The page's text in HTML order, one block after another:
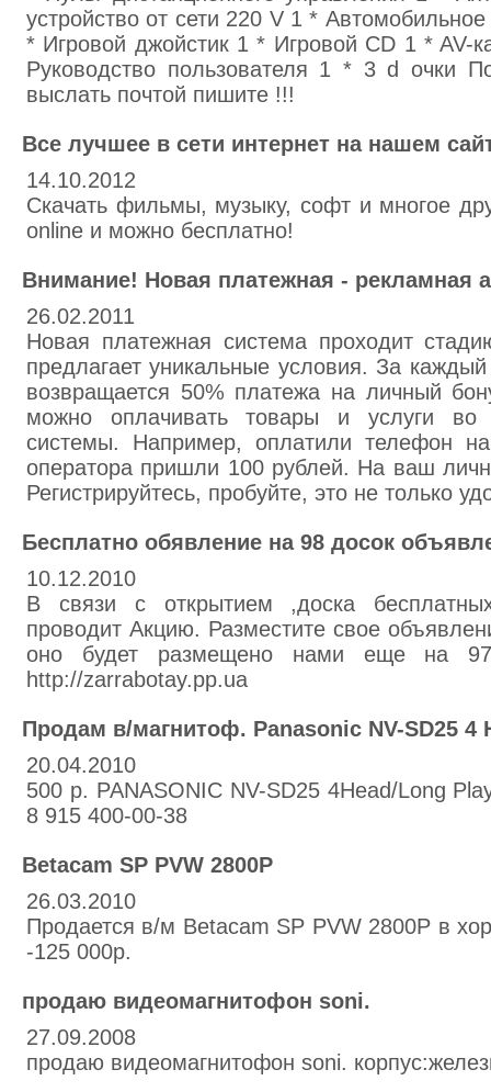
устройство от сети 220 V 1 *
* Игровой джойстик 1 * Игровой CD 1 * AV-
Руководство пользователя 1 * 3 d очки
выслать почтой пишите !!!
Все лучшее в сети интернет на нашем
14.10.2012
Скачать фильмы, музыку, софт и многое
online и можно бесплатно!
Внимание! Новая платежная - рекламная
26.02.2011
Новая платежная система проходит
предлагает уникальные условия. За
возвращается 50% платежа на личный
можно оплачивать товары и услуги во
системы. Например, оплатили телефон
оператора пришли 100 рублей. На ваш
Регистрируйтесь, пробуйте, это не только
Бесплатно обявление на 98 досок
10.12.2010
В связи с открытием ,доска
проводит Акцию. Разместите свое
оно будет размещено нами еще на 97
http://zarrabotay.pp.ua
Продам в/магнитоф. Panasonic NV-SD25 4
20.04.2010
500 р. PANASONIC NV-SD25 4Head/Long
8 915 400-00-38
Betacam SP PVW 2800P
26.03.2010
Продается в/м Betacam SP PVW 2800P в
-125 000р.
продаю видеомагнитофон soni.
27.09.2008
продаю видеомагнитофон soni.